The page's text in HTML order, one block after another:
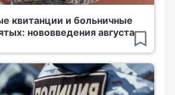
квитанции и больничные
нововведения августа